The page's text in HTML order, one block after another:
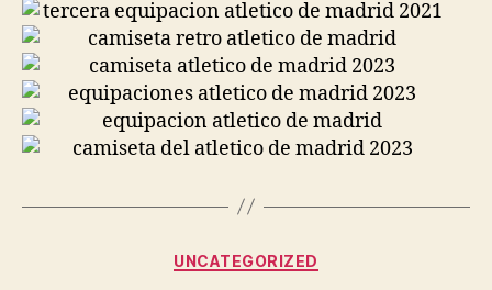
Categorías
UNCATEGORIZED